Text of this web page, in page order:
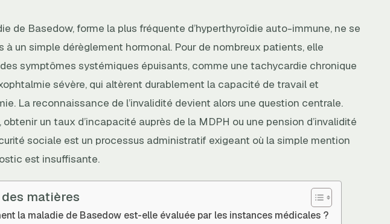
de Basedow, forme la plus fréquente d’hyperthyroïdie auto-immune, ne se
à un simple dérèglement hormonal. Pour de nombreux patients, elle
symptômes systémiques épuisants, comme une tachycardie chronique
sévère, qui altèrent durablement la capacité de travail et
La reconnaissance de l’invalidité devient alors une question centrale.
obtenir un taux d’incapacité auprès de la MDPH ou une pension d’invalidité
sociale est un processus administratif exigeant où la simple mention
est insuffisante.
matières
la maladie de Basedow est-elle évaluée par les instances médicales ?